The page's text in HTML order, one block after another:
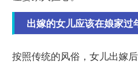
出嫁的女儿应该在娘家过
按照传统的风俗，女儿出嫁